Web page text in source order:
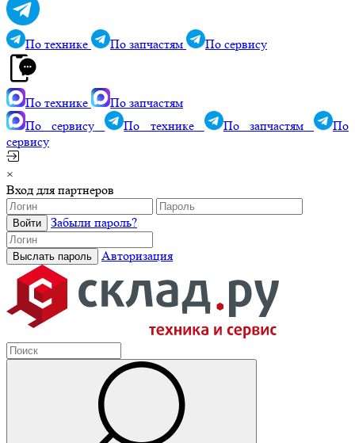
По технике По запчастям По сервису
По технике
По запчастям
По сервису
По технике По запчастям
По
сервису
×
Вход для партнеров
Забыли пароль?
Авторизация